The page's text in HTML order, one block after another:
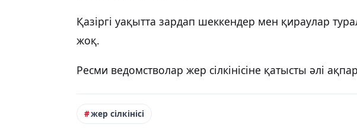
Қазіргі уақытта зардап шеккендер мен қираулар
жоқ.
Ресми ведомстволар жер сілкінісіне қатысты әлі
жер сілкінісі